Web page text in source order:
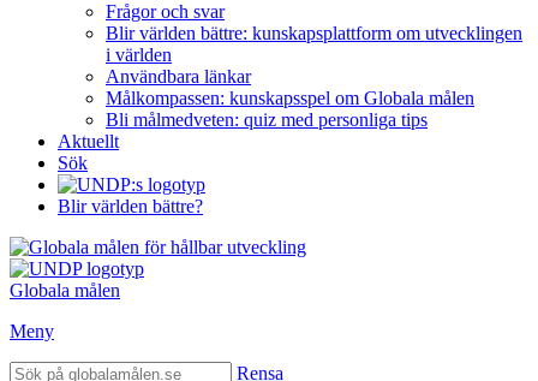
Frågor och svar
Blir världen bättre: kunskapsplattform om utvecklingen
i världen
Användbara länkar
Målkompassen: kunskapsspel om Globala målen
Bli målmedveten: quiz med personliga tips
Aktuellt
Sök
Blir världen bättre?
Globala målen
Meny
Rensa